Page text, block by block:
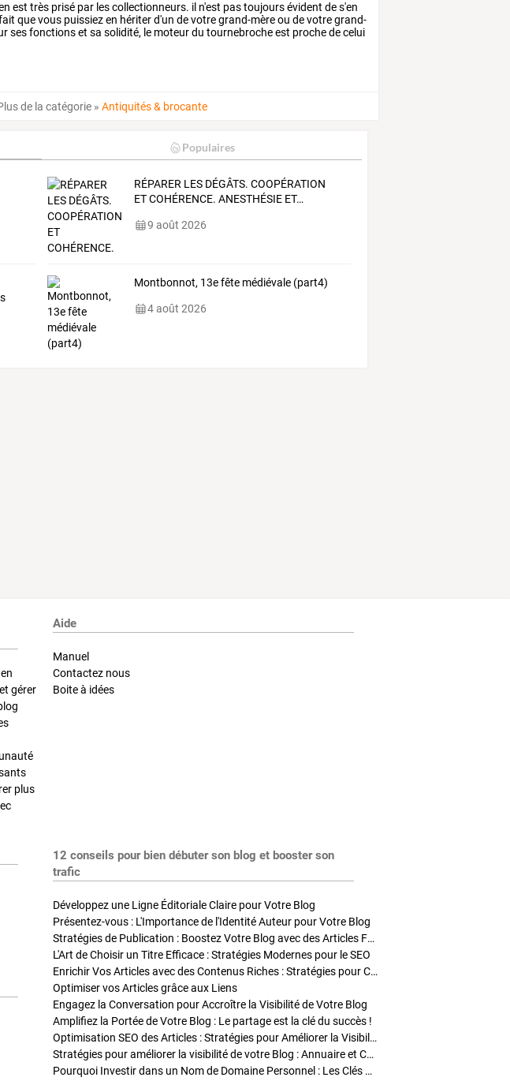
est très prisé par lescollectionneurs. il n'est pastoujoursévident des'en
quevous puissiezen hériterd'un devotregrand-mèreou devotregrand-
sesfonctionset sa solidité, le moteurdu tournebrocheest prochedecelui
de la catégorie »Antiquités & brocante
Populaires
RÉPARER LES DÉGÂTS. COOPÉRATION
ETCOHÉRENCE. ANESTHÉSIE ET…
9 août 2026
Montbonnot, 13e fête médiévale (part4)
4 août 2026
gérer
plus
Aide
Manuel
Contactez nous
Boite à idées
12 conseils pour bien débuter son blog et booster son
trafic
Développez une Ligne Éditoriale Claire pour Votre Blog
Présentez-vous : L'Importance de l'Identité Auteur pour Votre Blog
Stratégies de Publication : Boostez Votre Blog avec des Articles Fréquents et Exclusifs
L'Art de Choisir un Titre Efficace : Stratégies Modernes pour le SEO
Enrichir Vos Articles avec des Contenus Riches : Stratégies pour Captiver et Optimiser
Optimiser vos Articles grâce aux Liens
Engagez la Conversation pour Accroître la Visibilité de Votre Blog
Amplifiez la Portée de Votre Blog : Le partage est la clé du succès !
Optimisation SEO des Articles : Stratégies pour Améliorer la Visibilité de Votre Blog
Stratégies pour améliorer la visibilité de votre Blog : Annuaire et Collaborations
Pourquoi Investir dans un Nom de Domaine Personnel : Les Clés de la Réussite de Votre Blog